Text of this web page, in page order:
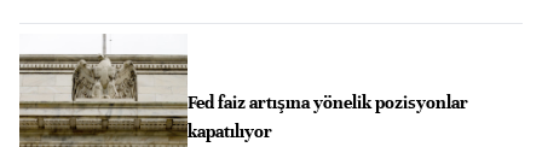
Fed faiz artışına yönelik pozisyonlar
kapatılıyor